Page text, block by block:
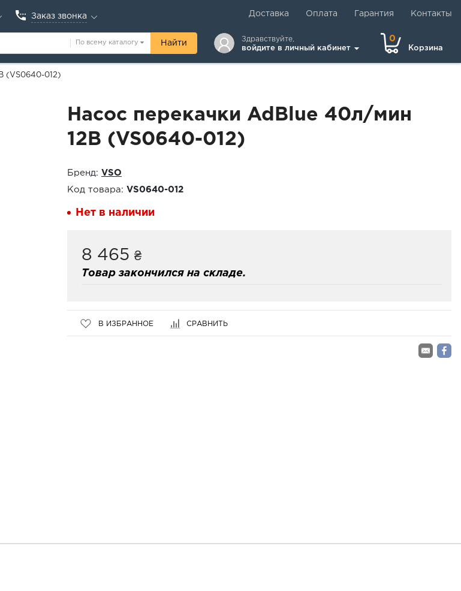
Заказ звонка Доставка Оплата Гарантия Контакты
0
Корзина
Здравствуйте,
войдите в личный кабинет
По всему каталогу Найти
(VS0640-012)
Насос перекачки AdBlue 40л/мин
12В (VS0640-012)
Бренд: VSO
Код товара: VS0640-012
Нет в наличии
8 465 ₴
Товар закончился на складе.
В ИЗБРАННОЕ СРАВНИТЬ